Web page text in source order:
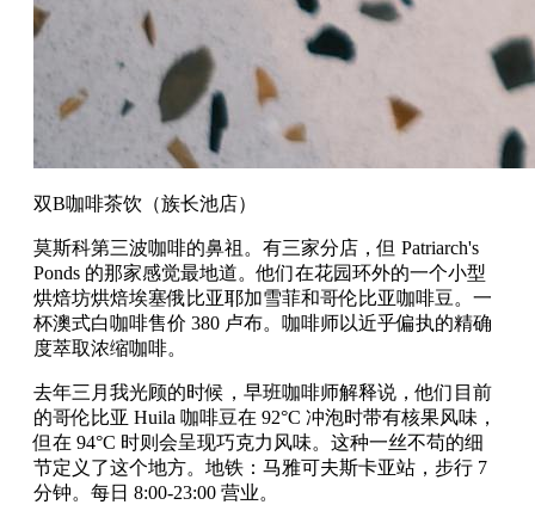
双B咖啡茶饮（族长池店）
莫斯科第三波咖啡的鼻祖。有三家分店，但 Patriarch's
Ponds 的那家感觉最地道。他们在花园环外的一个小型
烘焙坊烘焙埃塞俄比亚耶加雪菲和哥伦比亚咖啡豆。一
杯澳式白咖啡售价 380 卢布。咖啡师以近乎偏执的精确
度萃取浓缩咖啡。
去年三月我光顾的时候，早班咖啡师解释说，他们目前
的哥伦比亚 Huila 咖啡豆在 92°C 冲泡时带有核果风味，
但在 94°C 时则会呈现巧克力风味。这种一丝不苟的细
节定义了这个地方。地铁：马雅可夫斯卡亚站，步行 7
分钟。每日 8:00-23:00 营业。